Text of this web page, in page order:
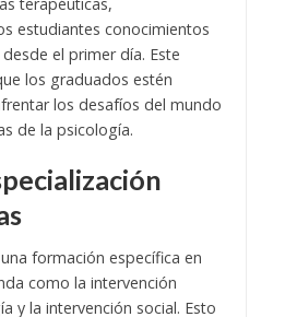
estudiantes conocimientos
el primer día. Este
los graduados estén
los desafíos del mundo
de la psicología.
formación específica en
como la intervención
y la intervención social. Esto